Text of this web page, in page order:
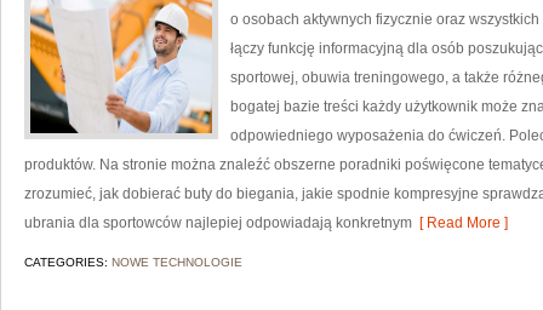
o osobach aktywnych fizycznie oraz
łączy funkcję informacyjną dla osób
sportowej, obuwia treningowego, a także
bogatej bazie treści każdy użytkownik może
odpowiedniego wyposażenia do ćwiczeń.
produktów. Na stronie można znaleźć obszerne poradniki poświęcone
zrozumieć, jak dobierać buty do biegania, jakie spodnie kompresyjne
ubrania dla sportowców najlepiej odpowiadają konkretnym [ Read More ]
CATEGORIES: NOWE TECHNOLOGIE